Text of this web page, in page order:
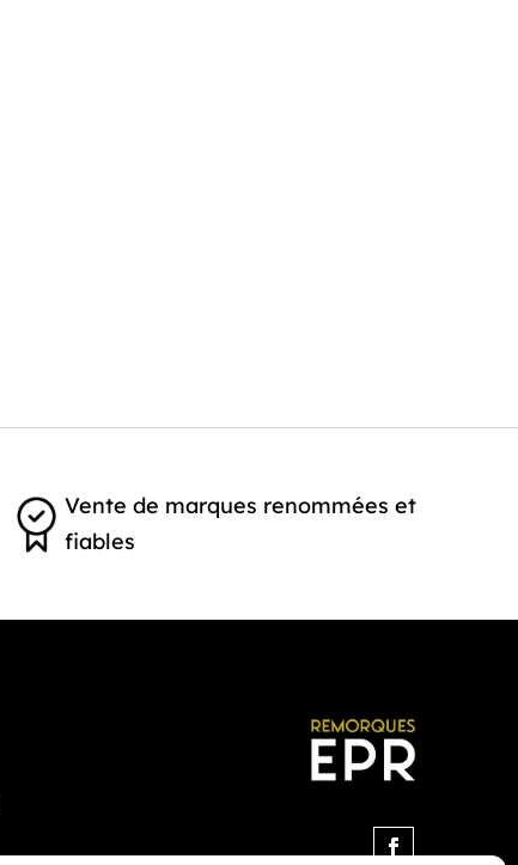
Vente de marques renommées et
fiables